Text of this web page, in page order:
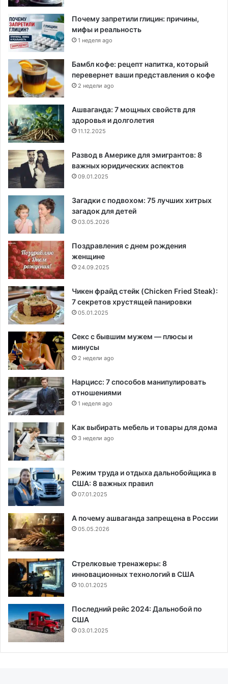
Почему запретили глицин: причины,
мифы и реальность
1 неделя ago
Бамбл кофе: рецепт напитка, который
перевернет ваши представления о кофе
2 недели ago
Ашваганда: 7 мощных свойств для
здоровья и долголетия
11.12.2025
Развод в Америке для эмигрантов: 8
важных юридических аспектов
09.01.2025
Загадки с подвохом: 75 лучших хитрых
загадок для детей
03.05.2026
Поздравления с днем рождения
женщине
24.09.2025
Чикен фрайд стейк (Chicken Fried Steak):
7 секретов хрустящей панировки
05.01.2025
Секс с бывшим мужем — плюсы и
минусы
2 недели ago
Нарцисс: 7 способов манипулировать
отношениями
1 неделя ago
Как выбирать мебель и товары для дома
3 недели ago
Режим труда и отдыха дальнобойщика в
США: 8 важных правил
07.01.2025
А почему ашваганда запрещена в России
05.05.2026
Стрелковые тренажеры: 8
инновационных технологий в США
10.01.2025
Последний рейс 2024: Дальнобой по
США
03.01.2025